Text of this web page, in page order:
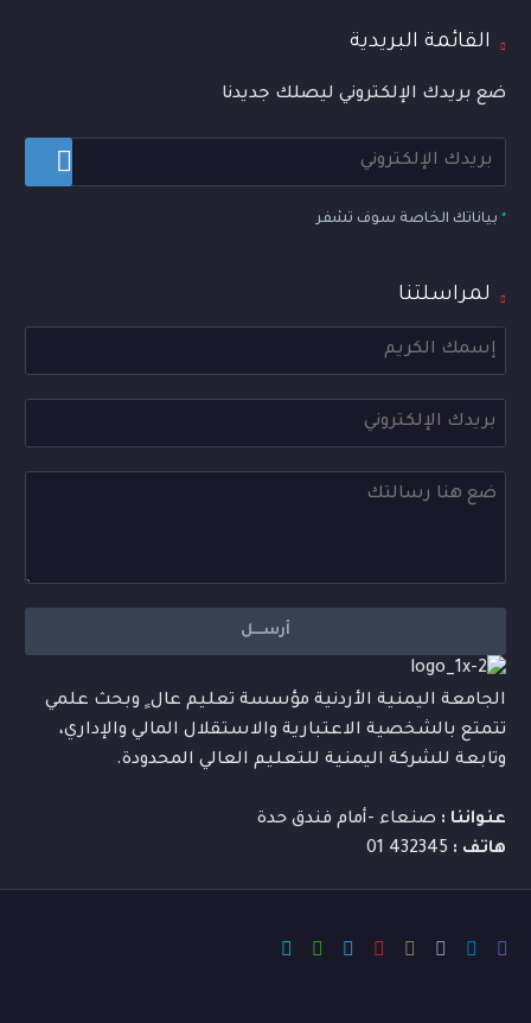
القائمة البريدية
ضع بريدك الإلكتروني ليصلك جديدنا
* بياناتك الخاصة سوف تشفر
لمراسلتنا
الجامعة اليمنية الأردنية مؤسسة تعليم عال ٍ وبحث علمي
تتمتع بالشخصية الاعتبارية والاستقلال المالي والإداري،
وتابعة للشركة اليمنية للتعليم العالي المحدودة.
عنواننا : صنعاء -أمام فندق حدة
هاتف :